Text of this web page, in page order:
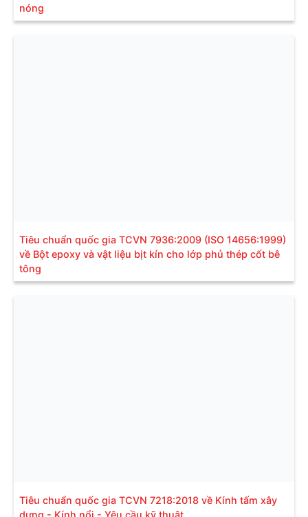
nóng
Tiêu chuẩn quốc gia TCVN 7936:2009 (ISO 14656:1999)
về Bột epoxy và vật liệu bịt kín cho lớp phủ thép cốt bê
tông
Tiêu chuẩn quốc gia TCVN 7218:2018 về Kính tấm xây
dựng - Kính nổi - Yêu cầu kỹ thuật